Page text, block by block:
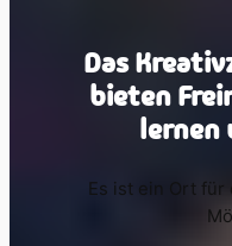
Das
bieten
lernen
Es ist ein Ort für